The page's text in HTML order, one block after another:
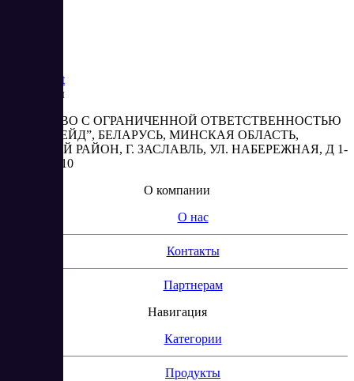
Market
Реквизиты
ОБЩЕСТВО С ОГРАНИЧЕННОЙ ОТВЕТСТВЕННОСТЬЮ
“АБЕСТРЕЙД”, БЕЛАРУСЬ, МИНСКАЯ ОБЛАСТЬ,
МИНСКИЙ РАЙОН, Г. ЗАСЛАВЛЬ, УЛ. НАБЕРЕЖНАЯ, Д 1-
2, КОМ. 310
О компании
О нас
Контакты
Партнерам
Навигация
Категории
Продукты